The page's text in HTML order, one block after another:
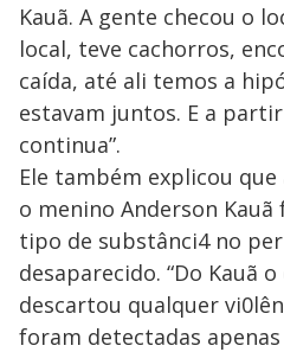
Kauã. A gente checou o
local, teve cachorros,
caída, até ali temos a
estavam juntos. E a
continua”.
Ele também explicou que
o menino Anderson
tipo de substânci4 no
desaparecido. “Do Kauã
descartou qualquer
foram detectadas